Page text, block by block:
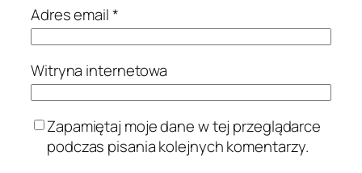
Adres email*
Witryna internetowa
Zapamiętaj moje dane w tej przeglądarce
podczas pisania kolejnych komentarzy.